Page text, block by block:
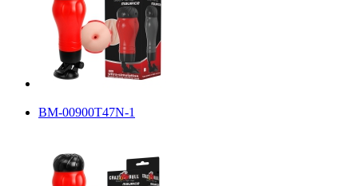
BM-00900T47N-1